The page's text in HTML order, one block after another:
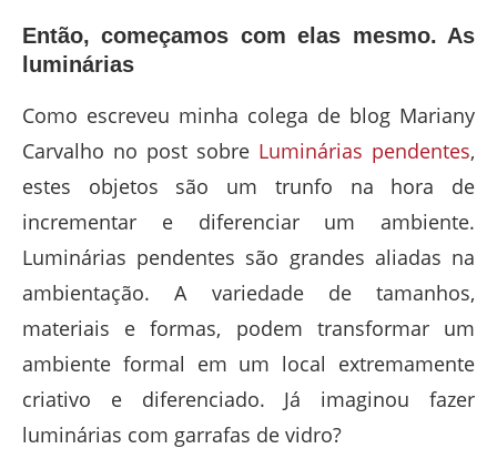
Então, começamos com elas mesmo. As
luminárias
Como escreveu minha colega de blog Mariany
Carvalho no post sobre Luminárias pendentes,
estes objetos são um trunfo na hora de
incrementar e diferenciar um ambiente.
Luminárias pendentes são grandes aliadas na
ambientação. A variedade de tamanhos,
materiais e formas, podem transformar um
ambiente formal em um local extremamente
criativo e diferenciado. Já imaginou fazer
luminárias com garrafas de vidro?